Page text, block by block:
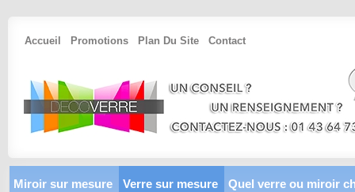
Miroir sur mesure Verre sur mesure Quel verre ou miroir
Accueil Promotions Plan Du Site Contact